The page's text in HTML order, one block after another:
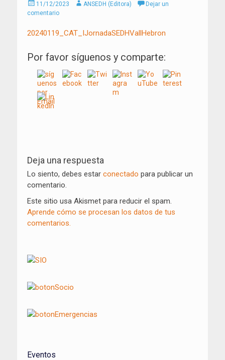
Enviado
el
11/12/2023 AutorANSEDH (Editora)
Dejar un
comentario
20240119_CAT_IJornadaSEDHVallHebron
Por favor síguenos y comparte:
de
entradas
Deja una respuesta
Lo siento, debes estar conectado para publicar un
comentario.
Este sitio usa Akismet para reducir el spam.
Aprende cómo se procesan los datos de tus
comentarios.
Eventos